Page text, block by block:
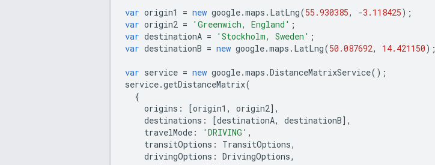
var origin1 = new google.maps . LatLng(55.930385, -3.118425);
var origin2 = 'Greenwich, England' ;
var destinationA = 'Stockholm, Sweden' ;
var destinationB = new google.maps . LatLng(50.087692, 14.421150);
var service = new google.maps .DistanceMatrixService();
service.getDistanceMatrix(
{
origins : [origin1 , origin2],
destinations : [destinationA, destinationB],
travelMode : 'DRIVING' ,
transitOptions : TransitOptions,
drivingOptions : DrivingOptions,